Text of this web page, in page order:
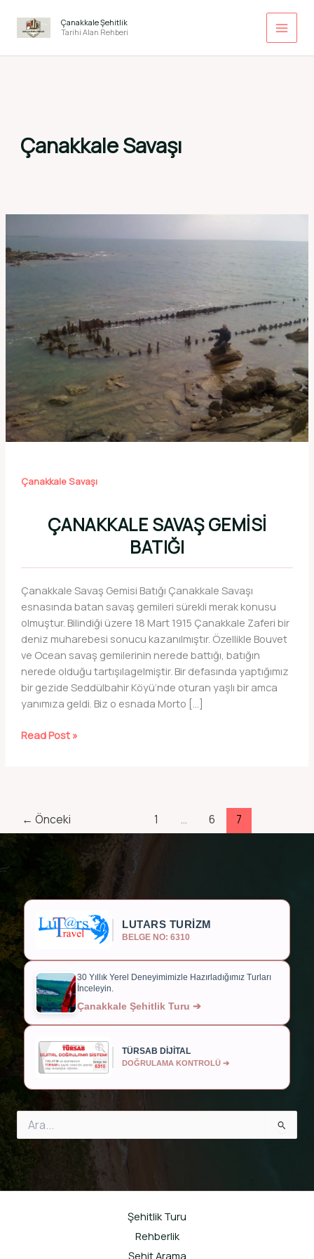
atla
Çanakkale Şehitlik
Tarihi Alan Rehberi
Çanakkale Savaşı
Çanakkale Savaşı
ÇANAKKALE SAVAŞ GEMISI
BATIĞI
Çanakkale Savaş Gemisi Batığı Çanakkale Savaşı
esnasında batan savaş gemileri sürekli merak konusu
olmuştur. Bilindiği üzere 18 Mart 1915 Çanakkale Zaferi bir
deniz muharebesi sonucu kazanılmıştır. Özellikle Bouvet
ve Ocean savaş gemilerinin nerede battığı, batığın
nerede olduğu tartışılagelmiştir. Bir defasında yaptığımız
bir gezide Seddülbahir Köyü’nde oturan yaşlı bir amca
yanımıza geldi. Biz o esnada Morto […]
Çanakkale
Read Post »
← Önceki 1 … 6 7
LUTARS TURİZM
BELGE NO: 6310
30 Yıllık Yerel Deneyimimizle Hazırladığımız Turları
İnceleyin.
Çanakkale Şehitlik Turu ➔
TÜRSAB DİJİTAL
DOĞRULAMA KONTROLÜ ➔
for:
Şehitlik Turu
Rehberlik
Şehit Arama